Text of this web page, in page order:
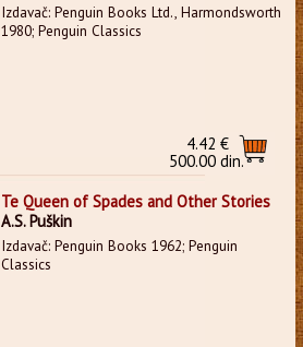
Izdavač: Penguin Books Ltd., Harmondsworth
1980; Penguin Classics
4.42 €
500.00 din.
Te Queen of Spades and Other Stories
A.S. Puškin
Izdavač: Penguin Books 1962; Penguin
Classics